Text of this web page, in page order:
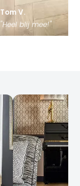
Tom V.
"Heel blij mee!"